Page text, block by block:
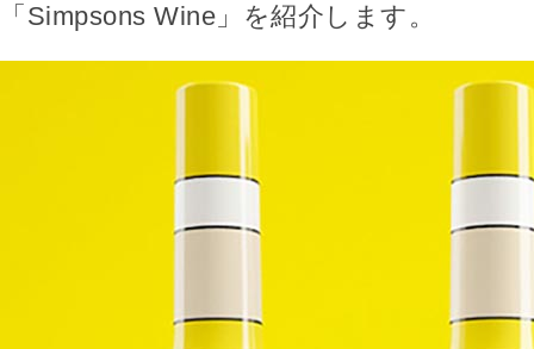
「Simpsons Wine」を紹介します。